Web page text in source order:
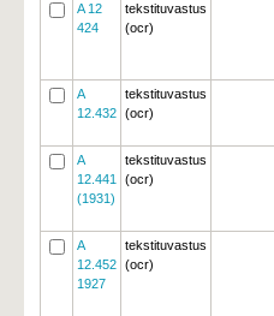
A 12
424
tekstituvastus
(ocr)
A
12.432
tekstituvastus
(ocr)
A
12.441
(1931)
tekstituvastus
(ocr)
A
12.452
1927
tekstituvastus
(ocr)